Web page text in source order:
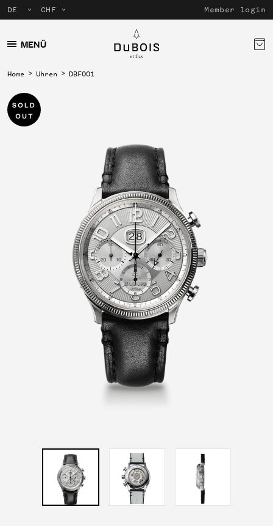
Member login
MENÜ
Home Uhren DBF001